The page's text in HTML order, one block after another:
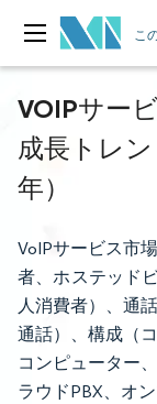
こ
VOIPサー
成長トレ
年）
VoIPサービス市
者、ホステッド
人消費者）、通
通話）、構成（
コンピューター
ラウドPBX、オ